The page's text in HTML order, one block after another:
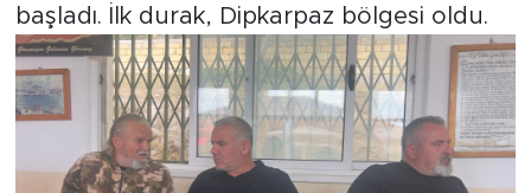
başladı. İlk durak, Dipkarpaz bölgesi oldu.